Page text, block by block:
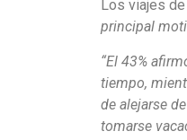
Los viajes
principal
“El 43%
tiempo,
de alejarse
tomarse